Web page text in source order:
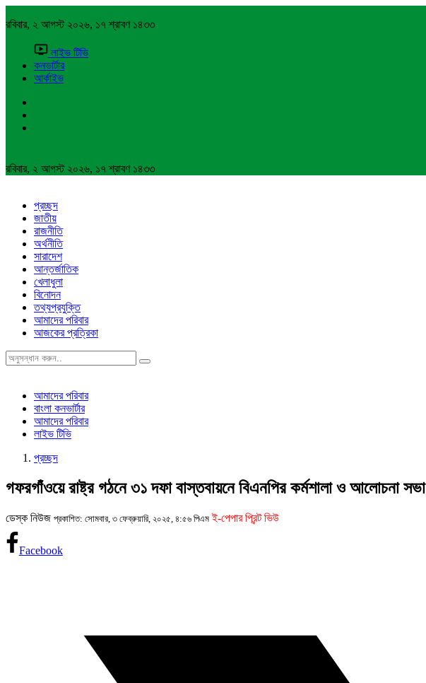
রবিবার, ২ আগস্ট ২০২৬, ১৭ শ্রাবণ ১৪৩৩
লাইভ টিভি
কনভার্টার
আর্কাইভ
রবিবার, ২ আগস্ট ২০২৬, ১৭ শ্রাবণ ১৪৩৩
প্রচ্ছদ
জাতীয়
রাজনীতি
অর্থনীতি
সারাদেশ
আন্তর্জাতিক
খেলাধুলা
বিনোদন
তথ্যপ্রযুক্তি
আমাদের পরিবার
আজকের প্রত্রিকা
আমাদের পরিবার
বাংলা কনভার্টার
আমাদের পরিবার
লাইভ টিভি
প্রচ্ছদ
গফরগাঁওয়ে রাষ্ট্র গঠনে ৩১ দফা বাস্তবায়নে বিএনপির কর্মশালা ও আলোচনা সভা
ডেস্ক নিউজ প্রকাশিত: সোমবার, ৩ ফেব্রুয়ারি, ২০২৫, ৪:৫৬ পিএম ই-পেপার প্রিন্ট ভিউ
Facebook